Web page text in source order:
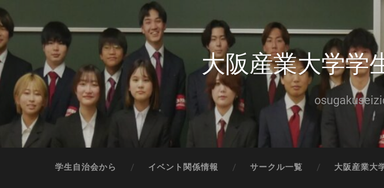
大阪産業大学学
学生自治会から イベント関係情報 サークル一覧 大阪産業大